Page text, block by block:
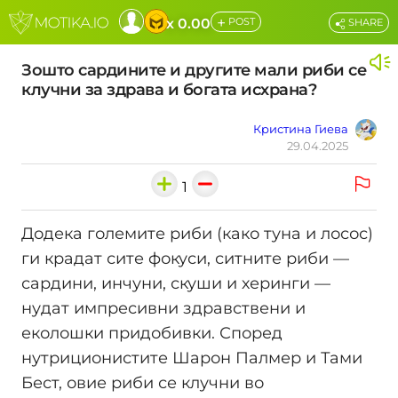
x 0.00 + POST
Зошто сардините и другите мали риби се
клучни за здрава и богата исхрана?
Кристина Гиева
29.04.2025
SHARE
1
Додека големите риби (како туна и лосос)
ги крадат сите фокуси, ситните риби —
сардини, инчуни, скуши и херинги —
нудат импресивни здравствени и
еколошки придобивки. Според
нутриционистите Шарон Палмер и Тами
Бест, овие риби се клучни во